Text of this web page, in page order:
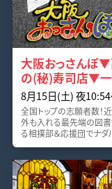
大阪おっさんぽ
の(秘)寿司店▼
8月15日(土) 夜
全国トップの志願者数
外も入れる最先端の図
る相撲部＆応援団でナ